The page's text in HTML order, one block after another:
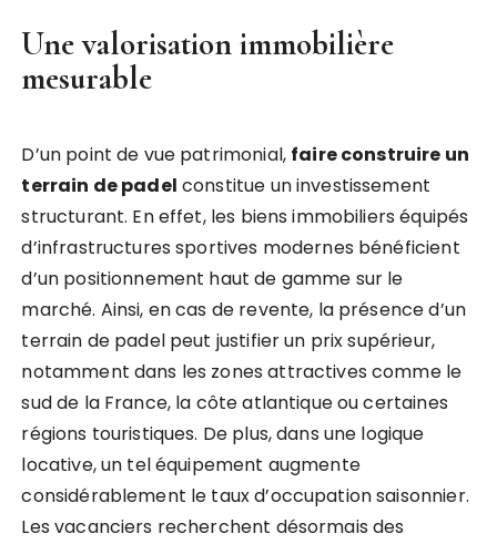
Une valorisation immobilière
mesurable
D’un point de vue patrimonial, faire construire un
terrain de padel constitue un investissement
structurant. En effet, les biens immobiliers équipés
d’infrastructures sportives modernes bénéficient
d’un positionnement haut de gamme sur le
marché. Ainsi, en cas de revente, la présence d’un
terrain de padel peut justifier un prix supérieur,
notamment dans les zones attractives comme le
sud de la France, la côte atlantique ou certaines
régions touristiques. De plus, dans une logique
locative, un tel équipement augmente
considérablement le taux d’occupation saisonnier.
Les vacanciers recherchent désormais des